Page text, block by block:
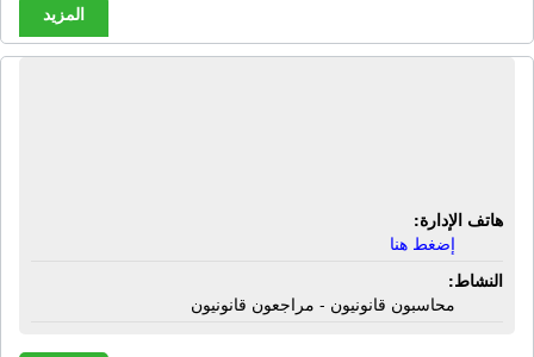
المزيد
هاتف الإدارة:
إضغط هنا
النشاط:
محاسبون قانونيون - مراجعون قانونيون